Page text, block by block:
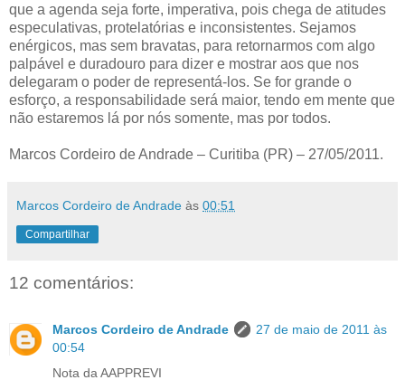
que a agenda seja forte, imperativa, pois chega de atitudes
especulativas, protelatórias e inconsistentes. Sejamos
enérgicos, mas sem bravatas, para retornarmos com algo
palpável e duradouro para dizer e mostrar aos que nos
delegaram o poder de representá-los. Se for grande o
esforço, a responsabilidade será maior, tendo em mente que
não estaremos lá por nós somente, mas por todos.
Marcos Cordeiro de Andrade – Curitiba (PR) – 27/05/2011.
Marcos Cordeiro de Andrade às 00:51
Compartilhar
12 comentários:
Marcos Cordeiro de Andrade
27 de maio de 2011 às
00:54
Nota da AAPPREVI